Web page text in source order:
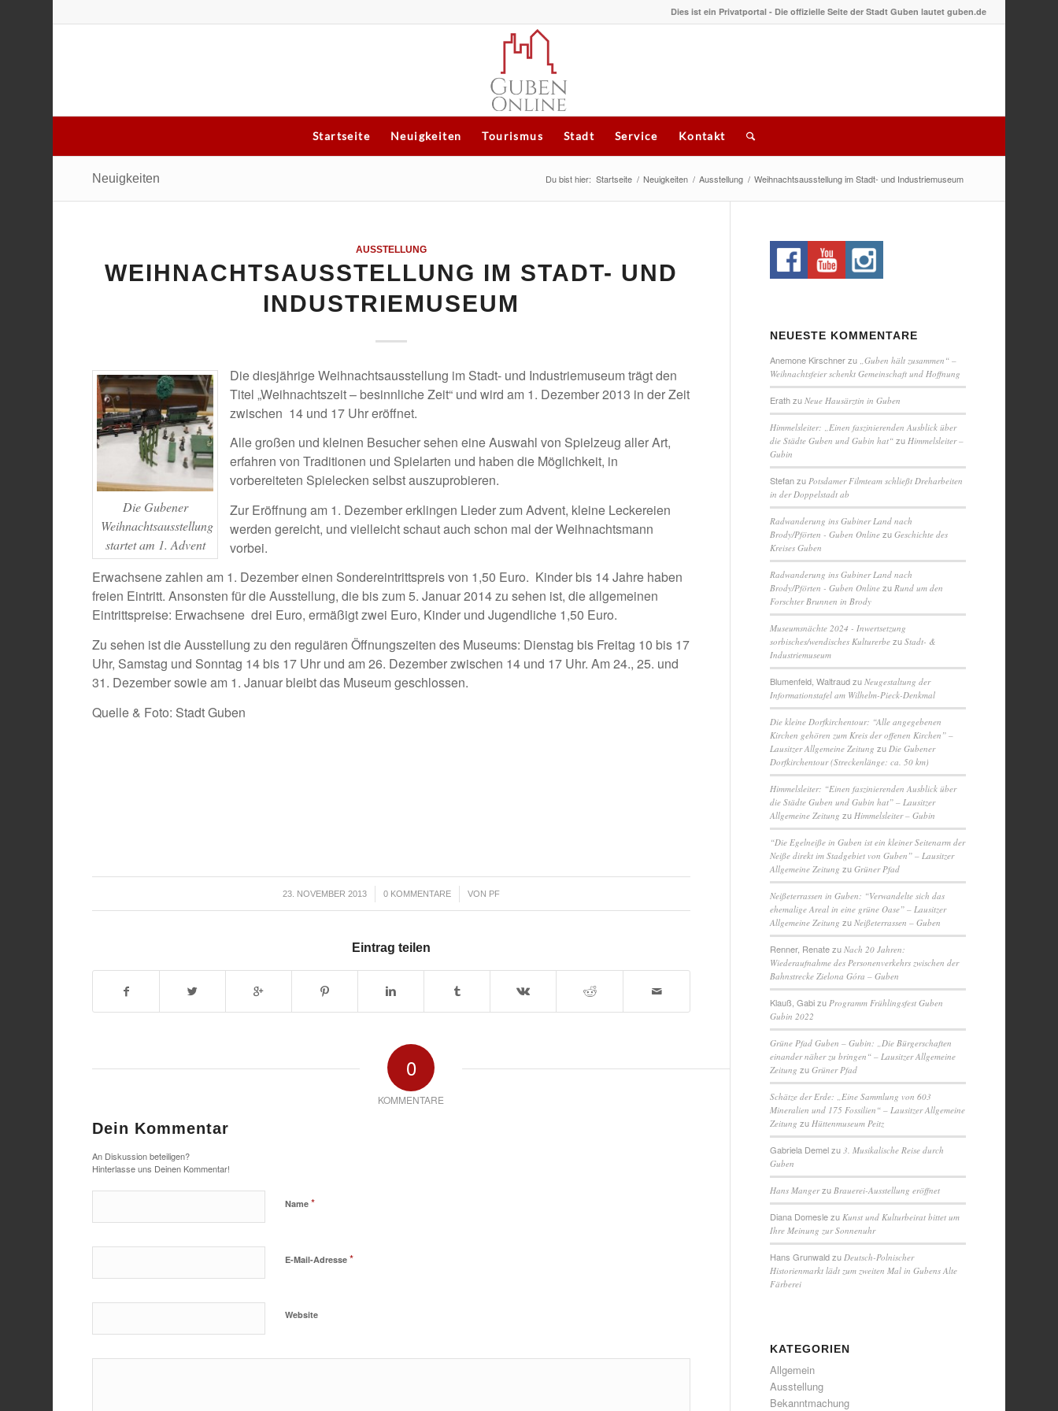
Dies ist ein Privatportal - Die offizielle Seite der Stadt Guben lautet guben.de
Startseite Neuigkeiten Tourismus Stadt Service Kontakt
Neuigkeiten Du bist hier: Startseite / Neuigkeiten / Ausstellung / Weihnachtsausstellung im Stadt- und Industriemuseum
AUSSTELLUNG
WEIHNACHTSAUSSTELLUNG IM STADT- UND
INDUSTRIEMUSEUM
Die Gubener
Weihnachtsausstellung
startet am 1. Advent
Die diesjährige Weihnachtsausstellung im Stadt- und Industriemuseum trägt den
Titel „Weihnachtszeit – besinnliche Zeit“ und wird am 1. Dezember 2013 in der Zeit
zwischen 14 und 17 Uhr eröffnet.
Alle großen und kleinen Besucher sehen eine Auswahl von Spielzeug aller Art,
erfahren von Traditionen und Spielarten und haben die Möglichkeit, in
vorbereiteten Spielecken selbst auszuprobieren.
Zur Eröffnung am 1. Dezember erklingen Lieder zum Advent, kleine Leckereien
werden gereicht, und vielleicht schaut auch schon mal der Weihnachtsmann
vorbei.
Erwachsene zahlen am 1. Dezember einen Sondereintrittspreis von 1,50 Euro. Kinder bis 14 Jahre haben
freien Eintritt. Ansonsten für die Ausstellung, die bis zum 5. Januar 2014 zu sehen ist, die allgemeinen
Eintrittspreise: Erwachsene drei Euro, ermäßigt zwei Euro, Kinder und Jugendliche 1,50 Euro.
Zu sehen ist die Ausstellung zu den regulären Öffnungszeiten des Museums: Dienstag bis Freitag 10 bis 17
Uhr, Samstag und Sonntag 14 bis 17 Uhr und am 26. Dezember zwischen 14 und 17 Uhr. Am 24., 25. und
31. Dezember sowie am 1. Januar bleibt das Museum geschlossen.
Quelle & Foto: Stadt Guben
23. NOVEMBER 2013
/ 0 KOMMENTARE
/ VON PF
Eintrag teilen
0
KOMMENTARE
Dein Kommentar
An Diskussion beteiligen?
Hinterlasse uns Deinen Kommentar!
Name*
E-Mail-Adresse*
Website
NEUESTE KOMMENTARE
Anemone Kirschnerzu „Guben hält zusammen“ –
Weihnachtsfeier schenkt Gemeinschaft und Hoffnung
ErathzuNeue Hausärztin in Guben
Himmelsleiter: „Einen faszinierenden Ausblick über
die Städte Guben und Gubin hat“ zu Himmelsleiter –
Gubin
Stefanzu Potsdamer Filmteam schließt Dreharbeiten
in der Doppelstadt ab
Radwanderung ins Gubiner Land nach
Brody/Pförten - Guben Online zuGeschichte des
Kreises Guben
Radwanderung ins Gubiner Land nach
Brody/Pförten - Guben Online zu Rund um den
Forschter Brunnen in Brody
Museumsnächte 2024 - Inwertsetzung
sorbisches/wendisches Kulturerbe zuStadt- &
Industriemuseum
Blumenfeld, WaltraudzuNeugestaltung der
Informationstafel am Wilhelm-Pieck-Denkmal
Die kleine Dorfkirchentour: “Alle angegebenen
Kirchen gehören zum Kreis der offenen Kirchen” –
Lausitzer Allgemeine Zeitung zu Die Gubener
Dorfkirchentour (Streckenlänge: ca. 50 km)
Himmelsleiter: “Einen faszinierenden Ausblick über
die Städte Guben und Gubin hat” – Lausitzer
Allgemeine Zeitung zu Himmelsleiter – Gubin
“Die Egelneiße in Guben ist ein kleiner Seitenarm der
Neiße direkt im Stadgebiet von Guben” – Lausitzer
Allgemeine Zeitung zuGrüner Pfad
Neißeterrassen in Guben: “Verwandelte sich das
ehemalige Areal in eine grüne Oase” – Lausitzer
Allgemeine Zeitung zuNeißeterrassen – Guben
Renner, RenatezuNach 20 Jahren:
Wiederaufnahme des Personenverkehrs zwischen der
Bahnstrecke Zielona Góra – Guben
Klauß, Gabizu Programm Frühlingsfest Guben
Gubin 2022
Grüne Pfad Guben – Gubin: „Die Bürgerschaften
einander näher zu bringen“ – Lausitzer Allgemeine
Zeitung zuGrüner Pfad
Schätze der Erde: „Eine Sammlung von 603
Mineralien und 175 Fossilien“ – Lausitzer Allgemeine
Zeitung zu Hüttenmuseum Peitz
Gabriela Demelzu 3. Musikalische Reise durch
Guben
Hans Mangerzu Brauerei-Ausstellung eröffnet
Diana Domeslezu Kunst und Kulturbeirat bittet um
Ihre Meinung zur Sonnenuhr
Hans Grunwaldzu Deutsch-Polnischer
Historienmarkt lädt zum zweiten Mal in Gubens Alte
Färberei
KATEGORIEN
Allgemein
Ausstellung
Bekanntmachung